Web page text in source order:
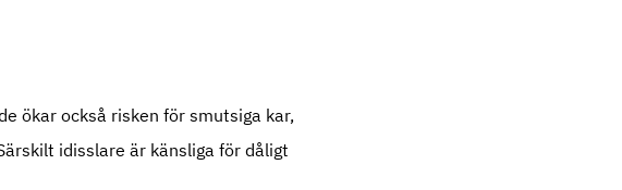
ökar också risken för smutsiga kar,
idisslare är känsliga för dåligt